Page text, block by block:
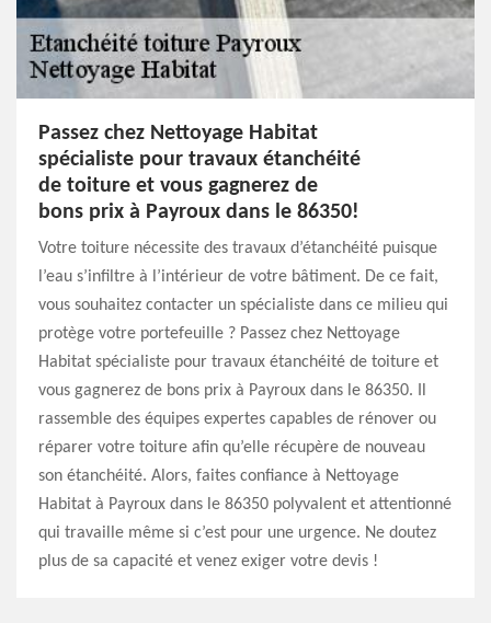
Passez chez Nettoyage Habitat
spécialiste pour travaux étanchéité
de toiture et vous gagnerez de
bons prix à Payroux dans le 86350!
Votre toiture nécessite des travaux d’étanchéité puisque
l’eau s’infiltre à l’intérieur de votre bâtiment. De ce fait,
vous souhaitez contacter un spécialiste dans ce milieu qui
protège votre portefeuille ? Passez chez Nettoyage
Habitat spécialiste pour travaux étanchéité de toiture et
vous gagnerez de bons prix à Payroux dans le 86350. Il
rassemble des équipes expertes capables de rénover ou
réparer votre toiture afin qu’elle récupère de nouveau
son étanchéité. Alors, faites confiance à Nettoyage
Habitat à Payroux dans le 86350 polyvalent et attentionné
qui travaille même si c’est pour une urgence. Ne doutez
plus de sa capacité et venez exiger votre devis !